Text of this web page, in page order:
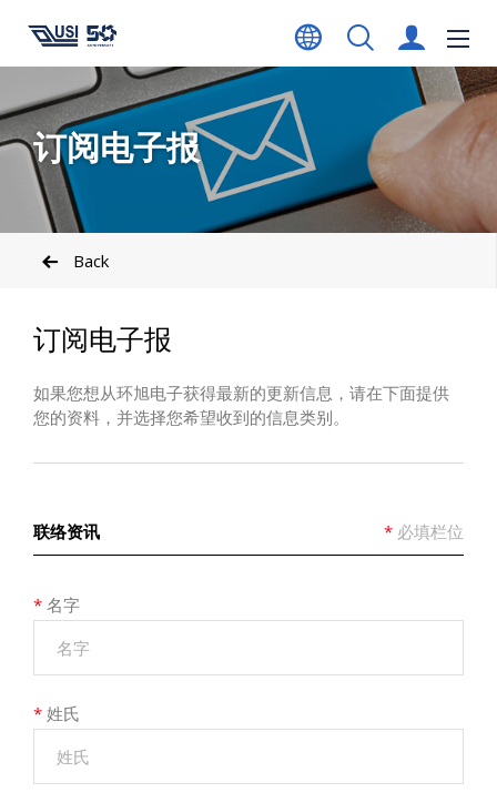
订阅电子报
Back
订阅电子报
如果您想从环旭电子获得最新的更新信息，请在下面提供
您的资料，并选择您希望收到的信息类别。
* 必填栏位
联络资讯
* 名字
* 姓氏